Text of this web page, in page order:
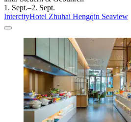
1. Sept.–2. Sept.
IntercityHotel Zhuhai Hengqin Seaview